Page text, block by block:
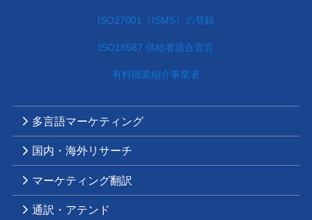
ISO27001（ISMS）の登録
ISO18587 供給者適合宣言
有料職業紹介事業者
多言語マーケティング
国内・海外リサーチ
マーケティング翻訳
通訳・アテンド